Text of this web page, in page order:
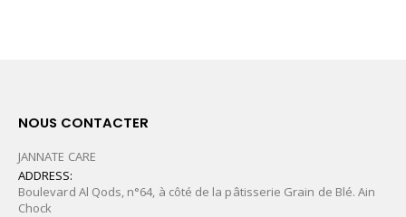
NOUS CONTACTER
JANNATE CARE
ADDRESS:
Boulevard Al Qods, n°64, à côté de la pâtisserie Grain de Blé. Ain
Chock